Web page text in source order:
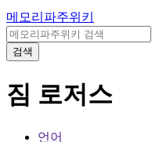
메모리파주위키
검색
짐 로저스
언어